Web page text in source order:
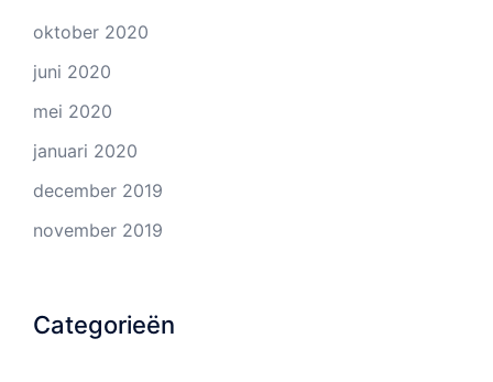
oktober 2020
juni 2020
mei 2020
januari 2020
december 2019
november 2019
Categorieën